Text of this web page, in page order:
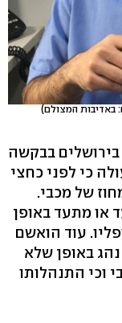
באדיבות המצולם)
בבקשה
כי לפני כחצי
של מכבי.
או מתעד באופן
עוד הואשם
באופן שלא
וכי התנהלותו